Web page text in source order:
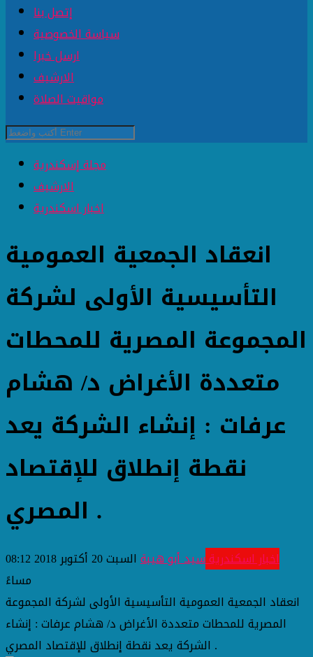
إتصل بنا
سياسة الخصوصية
ارسل خبرا
الارشيف
مواقيت الصلاة
مجلة إسكندرية
الارشيف
اخبار اسكندرية
انعقاد الجمعية العمومية
التأسيسية الأولى لشركة
المجموعة المصرية للمحطات
متعددة الأغراض د/ هشام
عرفات : إنشاء الشركة يعد
نقطة إنطلاق للإقتصاد
المصري .
اخبار اسكندريةسيد أبو هيبة
السبت 20 أكتوبر 2018 08:12
مساءً
انعقاد الجمعية العمومية التأسيسية الأولى لشركة المجموعة
المصرية للمحطات متعددة الأغراض د/ هشام عرفات : إنشاء
الشركة يعد نقطة إنطلاق للإقتصاد المصري .